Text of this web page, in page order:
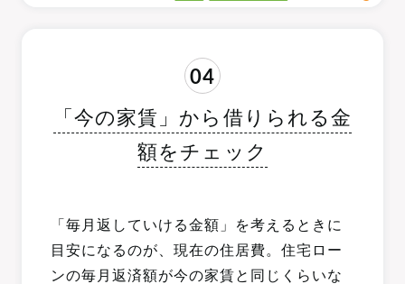
04
「今の家賃」から借りられる金
額をチェック
「毎月返していける金額」を考えるときに
目安になるのが、現在の住居費。住宅ロー
ンの毎月返済額が今の家賃と同じくらいな